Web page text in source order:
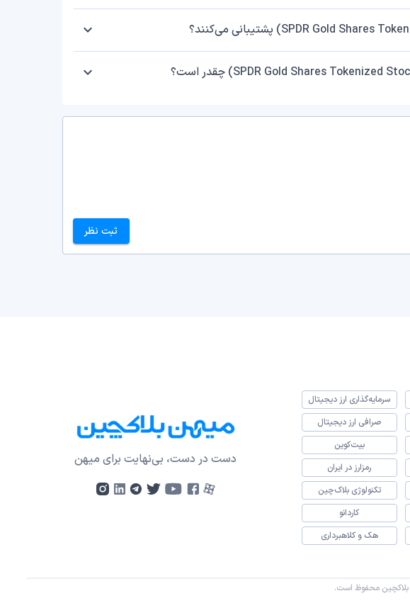
ثبت نظر
سرمایه‌گذاری ارز دیجیتال
صرافی ارز دیجیتال
بیت‌کوین
رمزارز در ایران
تکنولوژی بلاک‌چین
کاردانو
هک و کلاهبرداری
دست در دست، بی‌نهایت برای میهن